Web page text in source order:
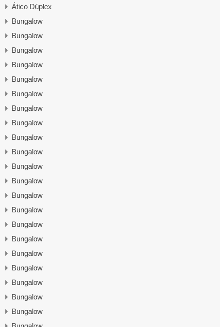
Ático Dúplex
Bungalow
Bungalow
Bungalow
Bungalow
Bungalow
Bungalow
Bungalow
Bungalow
Bungalow
Bungalow
Bungalow
Bungalow
Bungalow
Bungalow
Bungalow
Bungalow
Bungalow
Bungalow
Bungalow
Bungalow
Bungalow